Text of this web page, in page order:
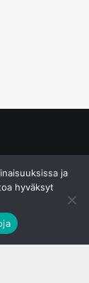
ja
hyväksyt